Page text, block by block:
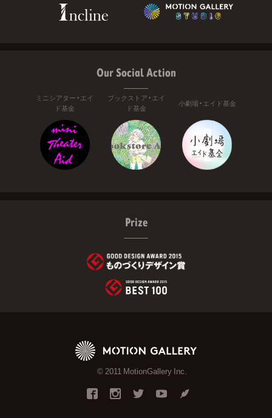
Our Social Action
ミニシアター・エイ
ド基金
ブックストア・エイ
ド基金
小劇場・エイド基金
Prize
© 2011 MotionGallery Inc.